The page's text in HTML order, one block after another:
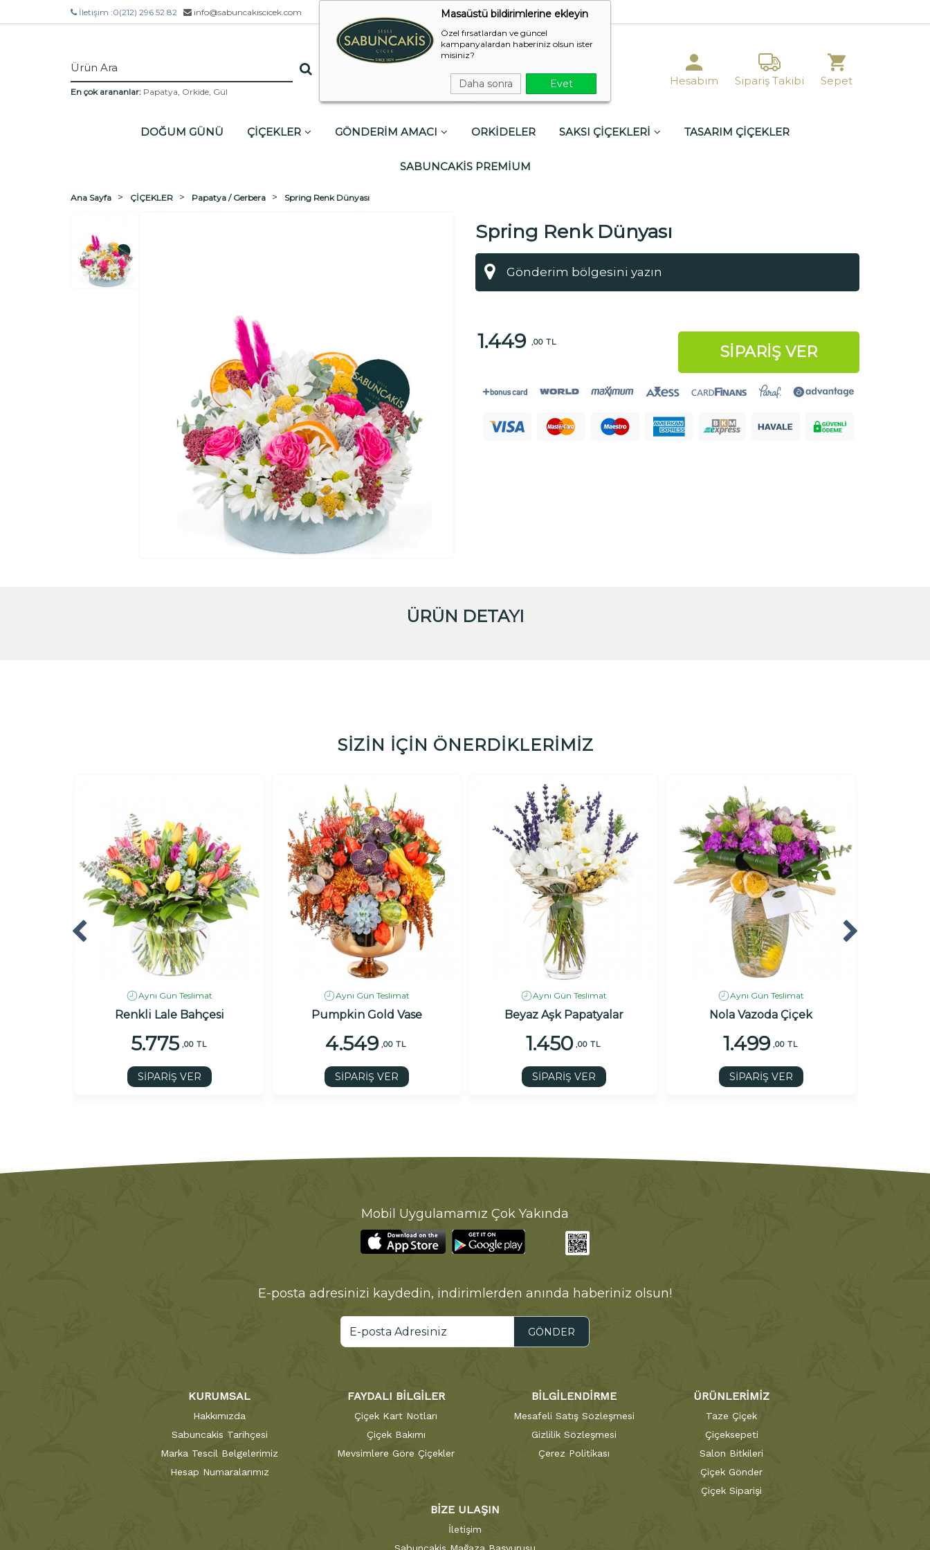
Masaüstü bildirimlerine ekleyin
Özel fırsatlardan ve güncel
kampanyalardan haberiniz olsun ister
misiniz?
Daha sonra Evet
İletişim :0(212) 296 52 82 info@sabuncakiscicek.com
En çok arananlar: Papatya, Orkide, Gül
Hesabım Sipariş Takibi Sepet
DOĞUM GÜNÜ ÇİÇEKLER GÖNDERİM AMACI ORKİDELER SAKSI ÇİÇEKLERİ TASARIM ÇİÇEKLER
SABUNCAKİS PREMİUM
Ana Sayfa ÇİÇEKLER Papatya / Gerbera Spring Renk Dünyası
Spring Renk Dünyası
1.449 ,00 TL
SİPARİŞ VER
ÜRÜN DETAYI
SİZİN İÇİN ÖNERDİKLERİMİZ
Aynı Gün Teslimat
Renkli Lale Bahçesi
5.775 ,00 TL
SİPARİŞ VER
Aynı Gün Teslimat
Pumpkin Gold Vase
4.549 ,00 TL
SİPARİŞ VER
Aynı Gün Teslimat
Beyaz Aşk Papatyalar
1.450 ,00 TL
SİPARİŞ VER
Aynı Gün Teslimat
Nola Vazoda Çiçek
1.499 ,00 TL
SİPARİŞ VER
Mobil Uygulamamız Çok Yakında
E-posta adresinizi kaydedin, indirimlerden anında haberiniz olsun!
GÖNDER
KURUMSAL
Hakkımızda
Sabuncakis Tarihçesi
Marka Tescil Belgelerimiz
Hesap Numaralarımız
FAYDALI BİLGİLER
Çiçek Kart Notları
Çiçek Bakımı
Mevsimlere Göre Çiçekler
BİLGİLENDİRME
Mesafeli Satış Sözleşmesi
Gizlilik Sözleşmesi
Çerez Politikası
ÜRÜNLERİMİZ
Taze Çiçek
Çiçeksepeti
Salon Bitkileri
Çiçek Gönder
Çiçek Siparişi
BİZE ULAŞIN
İletişim